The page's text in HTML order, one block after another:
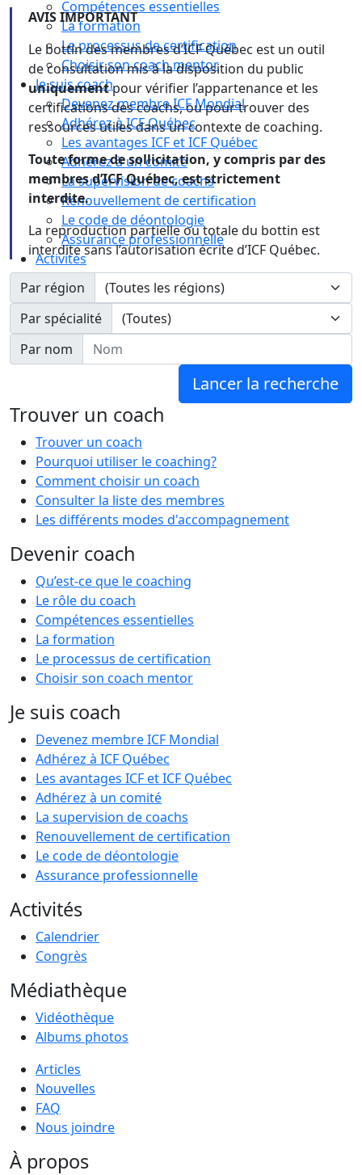
Compétences essentielles
La formation
Le processus de certification
Choisir son coach mentor
Je suis coach
Devenez membre ICF Mondial
Adhérez à ICF Québec
Les avantages ICF et ICF Québec
Adhérez à un comité
La supervision de coachs
Renouvellement de certification
Le code de déontologie
Assurance professionnelle
Activités
Calendrier
Congrès
AVIS IMPORTANT
Le bottin des membres d’ICF Québec est un outil
de consultation mis à la disposition du public
uniquementpour vérifier l’appartenance et les
certifications des coachs, ou pour trouver des
ressources utiles dans un contexte de coaching.
Toute forme de sollicitation, y compris par des
membres d’ICF Québec, est strictement
interdite.
La reproduction partielle ou totale du bottin est
interdite sans l’autorisation écrite d’ICF Québec.
Par région
Par spécialité
Nom
Par nom
Trouver un coach
Trouver un coach
Pourquoi utiliser le coaching?
Comment choisir un coach
Consulter la liste des membres
Les différents modes d'accompagnement
Devenir coach
Qu’est-ce que le coaching
Le rôle du coach
Compétences essentielles
La formation
Le processus de certification
Choisir son coach mentor
Je suis coach
Devenez membre ICF Mondial
Adhérez à ICF Québec
Les avantages ICF et ICF Québec
Adhérez à un comité
La supervision de coachs
Renouvellement de certification
Le code de déontologie
Assurance professionnelle
Activités
Calendrier
Congrès
Médiathèque
Vidéothèque
Albums photos
Articles
Nouvelles
FAQ
Nous joindre
À propos